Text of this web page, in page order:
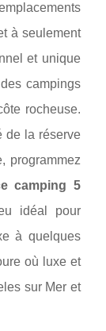
à seulement
et unique
campings
rocheuse.
de la réserve
programmez
camping 5
idéal pour
à quelques
où luxe et
sur Mer et